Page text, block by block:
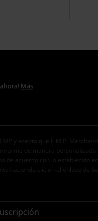
Más
y acepto que E.M.P.
de manera
de acuerdo con lo establecido en
haciendo clic en el enlace de